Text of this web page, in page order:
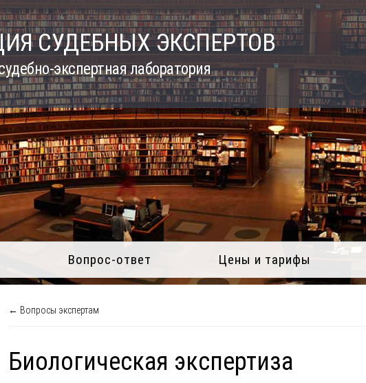
СУДЕБНЫХ ЭКСПЕРТОВ
экспертная лаборатория
Вопрос-ответ Цены и тарифы
← Вопросы экспертам
Биологическая экспертиза